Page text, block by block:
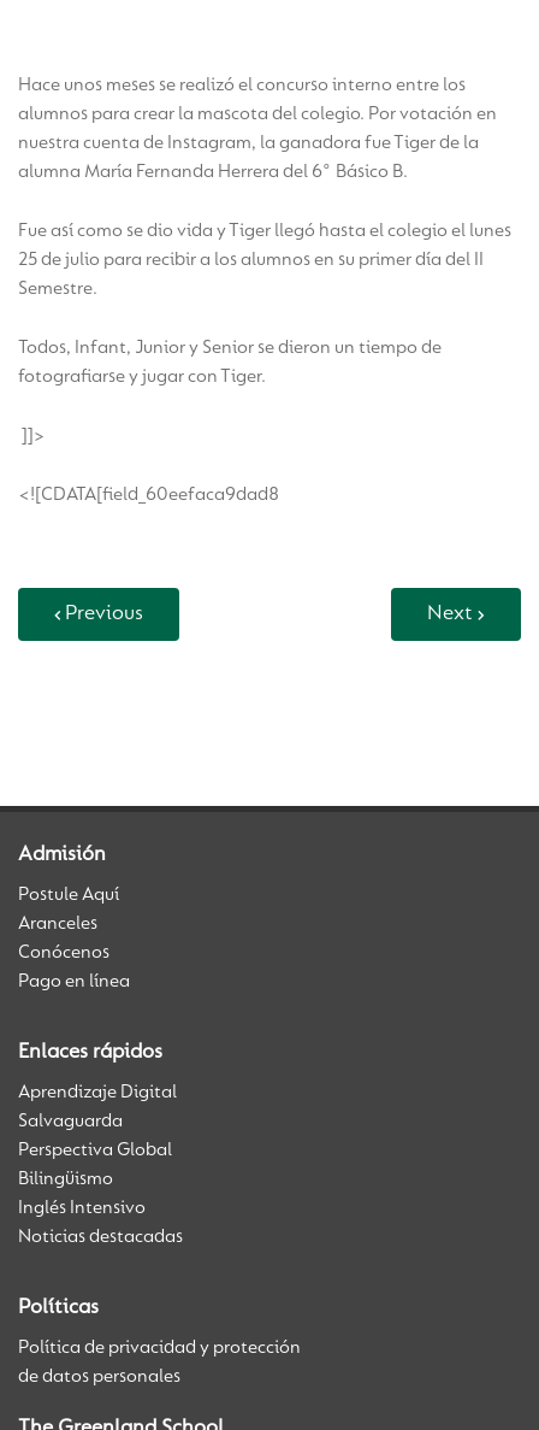
Hace unos meses se realizó el concurso interno entre los
alumnos para crear la mascota del colegio. Por votación en
nuestra cuenta de Instagram, la ganadora fue Tiger de la
alumna María Fernanda Herrera del 6° Básico B.
Fue así como se dio vida y Tiger llegó hasta el colegio el lunes
25 de julio para recibir a los alumnos en su primer día del II
Semestre.
Todos, Infant, Junior y Senior se dieron un tiempo de
fotografiarse y jugar con Tiger.
]]>
<![CDATA[field_60eefaca9dad8
Previous Next
Admisión
Postule Aquí
Aranceles
Conócenos
Pago en línea
Enlaces rápidos
Aprendizaje Digital
Salvaguarda
Perspectiva Global
Bilingüismo
Inglés Intensivo
Noticias destacadas
Políticas
Política de privacidad y protección
de datos personales